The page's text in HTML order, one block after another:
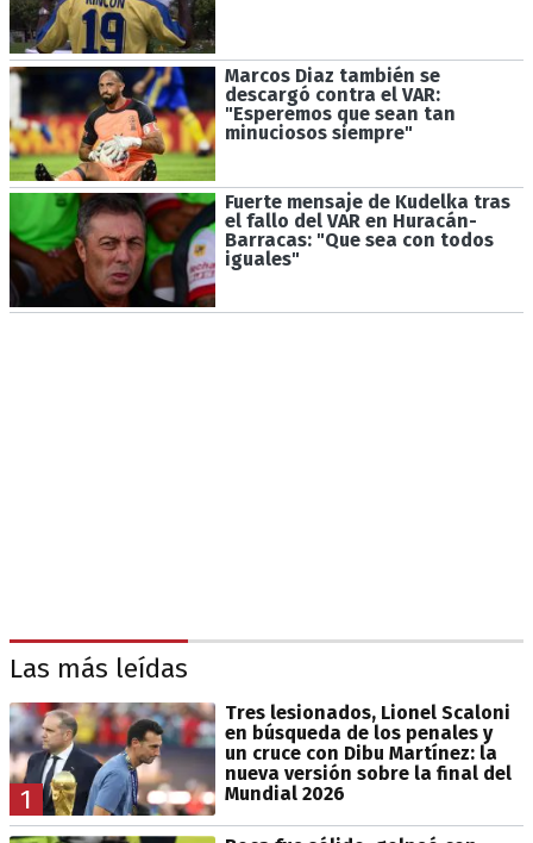
Marcos Diaz también se
descargó contra el VAR:
"Esperemos que sean tan
minuciosos siempre"
Fuerte mensaje de Kudelka tras
el fallo del VAR en Huracán-
Barracas: "Que sea con todos
iguales"
Las más leídas
1
Tres lesionados, Lionel Scaloni
en búsqueda de los penales y
un cruce con Dibu Martínez: la
nueva versión sobre la final del
Mundial 2026